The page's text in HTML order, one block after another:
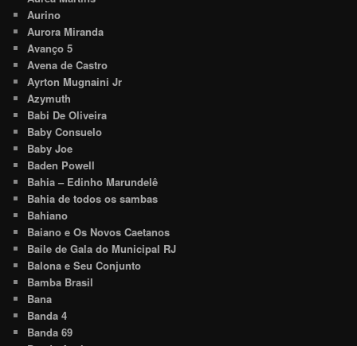
Aurino
Aurora Miranda
Avanço 5
Avena de Castro
Ayrton Mugnaini Jr
Azymuth
Babi De Oliveira
Baby Consuelo
Baby Joe
Baden Powell
Bahia – Edinho Marundelê
Bahia de todos os sambas
Bahiano
Baiano e Os Novos Caetanos
Baile de Gala do Municipal RJ
Balona e Seu Conjunto
Bamba Brasil
Bana
Banda 4
Banda 69